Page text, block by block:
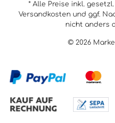
© 2026
* Alle Preise inkl.
Versandkosten und ggf.
nicht anders